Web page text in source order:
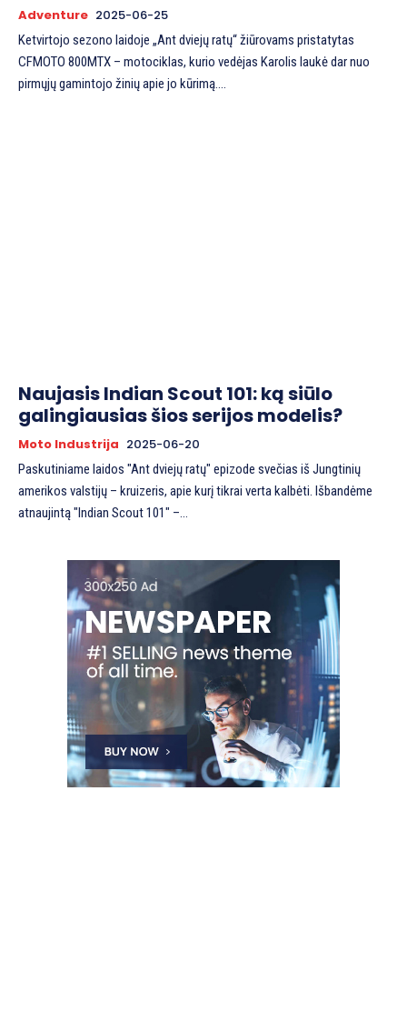
Adventure 2025-06-25
Ketvirtojo sezono laidoje „Ant dviejų ratų“ žiūrovams pristatytas
CFMOTO 800MTX – motociklas, kurio vedėjas Karolis laukė dar nuo
pirmųjų gamintojo žinių apie jo kūrimą....
Naujasis Indian Scout 101: ką siūlo
galingiausias šios serijos modelis?
Moto Industrija 2025-06-20
Paskutiniame laidos "Ant dviejų ratų" epizode svečias iš Jungtinių
amerikos valstijų – kruizeris, apie kurį tikrai verta kalbėti. Išbandėme
atnaujintą "Indian Scout 101" –...